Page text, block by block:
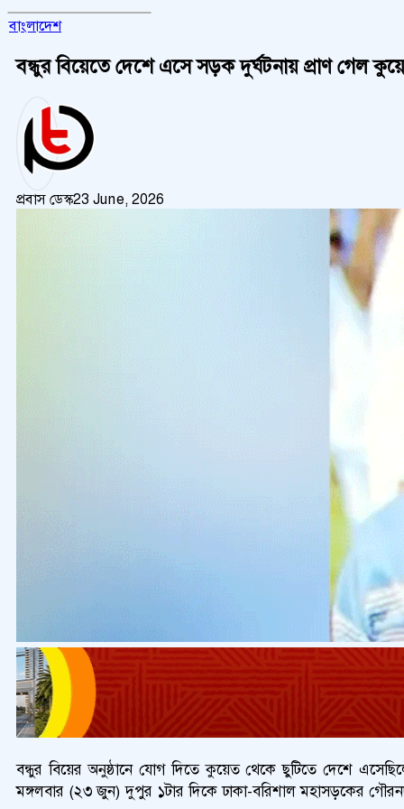
বাংলাদেশ
বন্ধুর বিয়েতে দেশে এসে সড়ক দুর্ঘটনায় প্রাণ গেল
প্রবাস ডেস্ক23 June, 2026
বন্ধুর বিয়ের অনুষ্ঠানে যোগ দিতে কুয়েত থেকে ছুটিতে দেশে
মঙ্গলবার (২৩ জুন) দুপুর ১টার দিকে ঢাকা-বরিশাল মহাসড়কের